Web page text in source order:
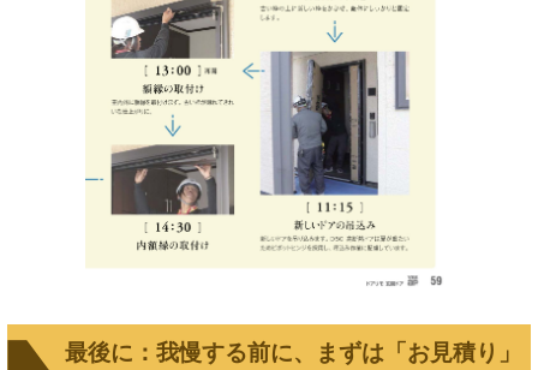
最後に：我慢する前に、まずは「お見積り」